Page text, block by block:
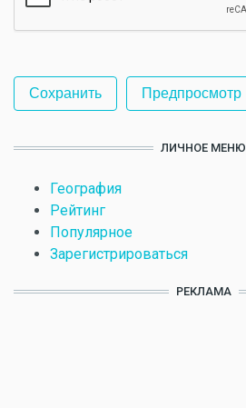
ЛИЧНОЕ МЕНЮ
География
Рейтинг
Популярное
Зарегистрироваться
РЕКЛАМА